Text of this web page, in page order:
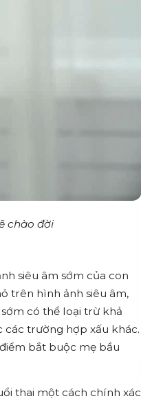
chào đời
siêu âm sớm của con
trên hình ảnh siêu âm,
có thể loại trừ khả
trường hợp xấu khác.
bắt buộc mẹ bầu
thai một cách chính xác